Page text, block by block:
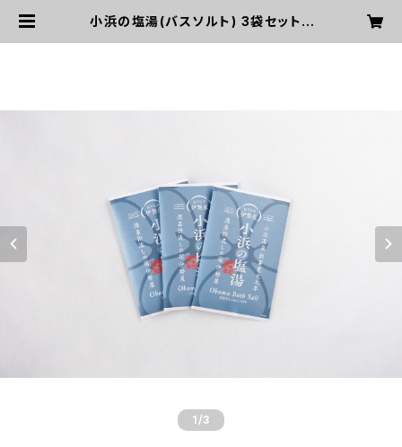
小浜の塩湯(バスソルト) 3袋セット |
1 /3